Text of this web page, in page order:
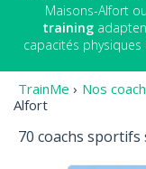
Maisons-Alfort
training
capacités
TrainMe › Nos
Alfort
70 coachs sportifs